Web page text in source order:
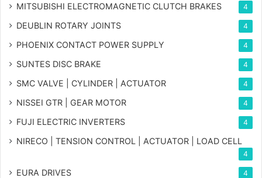
MITSUBISHI ELECTROMAGNETIC CLUTCH BRAKES 4
DEUBLIN ROTARY JOINTS 4
PHOENIX CONTACT POWER SUPPLY 4
SUNTES DISC BRAKE 4
SMC VALVE | CYLINDER | ACTUATOR 4
NISSEI GTR | GEAR MOTOR 4
FUJI ELECTRIC INVERTERS 4
NIRECO | TENSION CONTROL | ACTUATOR | LOAD CELL
4
EURA DRIVES 4